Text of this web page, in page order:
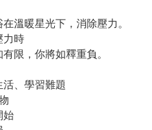
溫暖星光下，消除壓力。
力時
限，你將如釋重負。
、學習難題
始